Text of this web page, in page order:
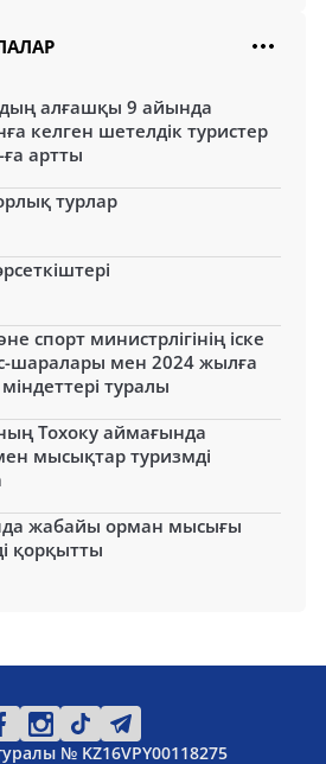
алғашқы 9 айында
келген шетелдік туристер
артты
турлар
спорт министрлігінің іске
шаралары мен 2024 жылға
туралы
Тохоку аймағында
мысықтар туризмді
жабайы орман мысығы
қорқытты
№ KZ16VPY00118275